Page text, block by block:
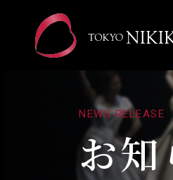
NEWS RELEASE
お